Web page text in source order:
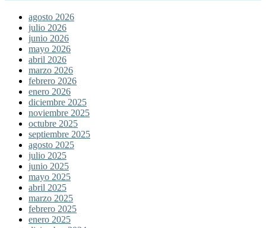
agosto 2026
julio 2026
junio 2026
mayo 2026
abril 2026
marzo 2026
febrero 2026
enero 2026
diciembre 2025
noviembre 2025
octubre 2025
septiembre 2025
agosto 2025
julio 2025
junio 2025
mayo 2025
abril 2025
marzo 2025
febrero 2025
enero 2025